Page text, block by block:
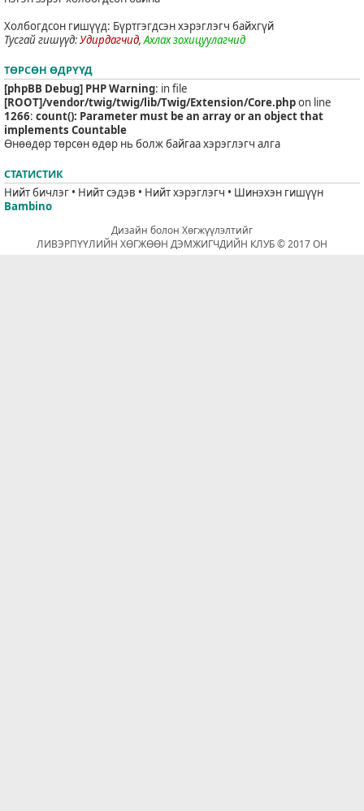
Холбогдсон гишүүд: Бүртгэгдсэн хэрэглэгч байхгүй
Тусгай гишүүд:Удирдагчид,Ахлах зохицуулагчид
ТӨРСӨН ӨДРҮҮД
[phpBB Debug] PHP Warning: in file
[ROOT]/vendor/twig/twig/lib/Twig/Extension/Core.phpon line
1266: count(): Parameter must be an array or an object that
implements Countable
Өнөөдөр төрсөн өдөр нь болж байгаа хэрэглэгч алга
СТАТИСТИК
Нийт бичлэг • Нийт сэдэв • Нийт хэрэглэгч • Шинэхэн гишүүн
Bambino
Дизайн болон Хөгжүүлэлтийг
ЛИВЭРПҮҮЛИЙН ХӨГЖӨӨН ДЭМЖИГЧДИЙН КЛУБ © 2017 ОН